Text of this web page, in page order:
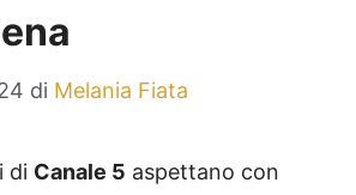
di Melania Fiata
di Canale 5 aspettano con